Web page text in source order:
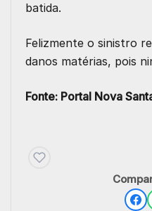
batida.
Felizmente o sinistro
danos matérias, pois
Fonte: Portal Nova